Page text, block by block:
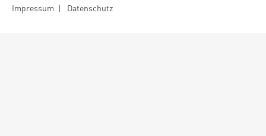
Impressum | Datenschutz